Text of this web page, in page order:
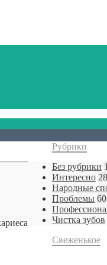
Рубрики
Без рубрики 1
Интересно 28
Народные
Проблемы 60
Чистка зубов
Свеженькое